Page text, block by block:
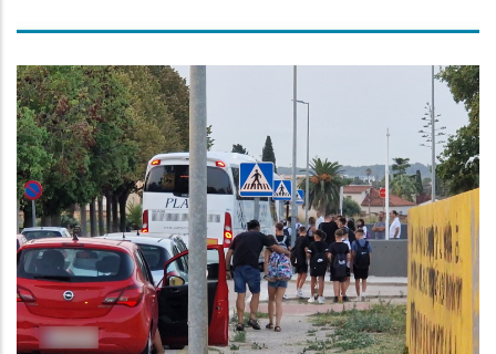
Més De 1.400 Alumnes
Baixpenedesencs Utilitzen Servei
De Transport Escolar Del CCBP En
L’inici Del Curs
Educació